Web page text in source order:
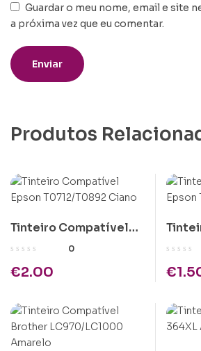
Guardar o meu nome, email e site
a próxima vez que eu comentar.
Produtos
Tinteiro Compatível
Epson T0712/T0892
0
€2.00 €